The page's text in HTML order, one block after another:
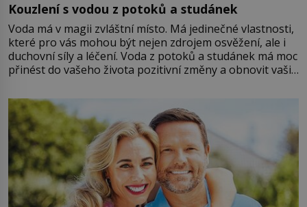
Kouzlení s vodou z potoků a studánek
Voda má v magii zvláštní místo. Má jedinečné vlastnosti,
které pro vás mohou být nejen zdrojem osvěžení, ale i
duchovní síly a léčení. Voda z potoků a studánek má moc
přinést do vašeho života pozitivní změny a obnovit vaši
můžete obohatit své rituály a přinést do svého života
větší harmonii a klid. Je důležité